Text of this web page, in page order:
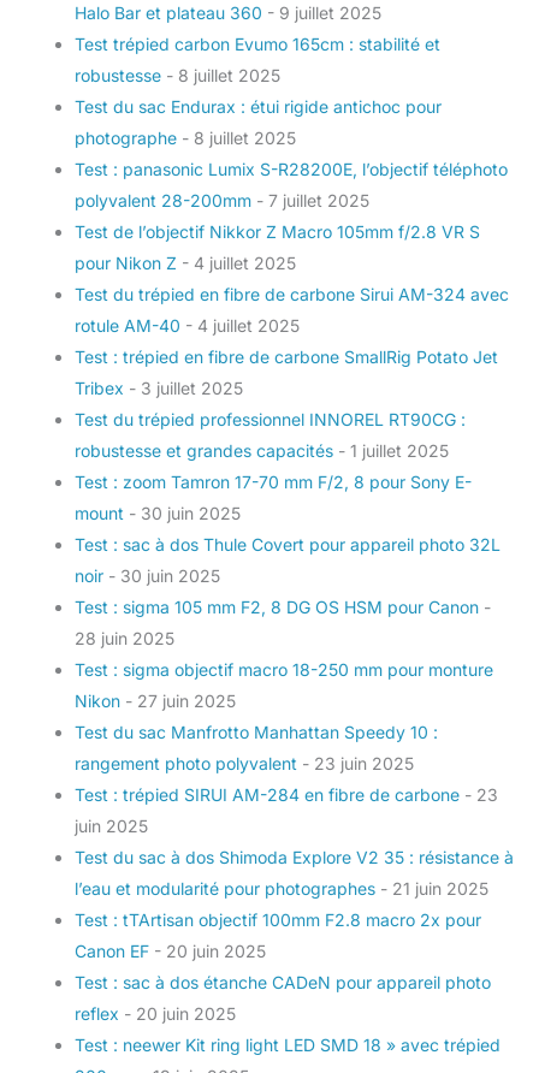
Halo Bar et plateau 360 - 9 juillet 2025
Test trépied carbon Evumo 165cm : stabilité et
robustesse - 8 juillet 2025
Test du sac Endurax : étui rigide antichoc pour
photographe - 8 juillet 2025
Test : panasonic Lumix S-R28200E, l’objectif téléphoto
polyvalent 28-200mm - 7 juillet 2025
Test de l’objectif Nikkor Z Macro 105mm f/2.8 VR S
pour Nikon Z - 4 juillet 2025
Test du trépied en fibre de carbone Sirui AM-324 avec
rotule AM-40 - 4 juillet 2025
Test : trépied en fibre de carbone SmallRig Potato Jet
Tribex - 3 juillet 2025
Test du trépied professionnel INNOREL RT90CG :
robustesse et grandes capacités - 1 juillet 2025
Test : zoom Tamron 17-70 mm F/2, 8 pour Sony E-
mount - 30 juin 2025
Test : sac à dos Thule Covert pour appareil photo 32L
noir - 30 juin 2025
Test : sigma 105 mm F2, 8 DG OS HSM pour Canon -
28 juin 2025
Test : sigma objectif macro 18-250 mm pour monture
Nikon - 27 juin 2025
Test du sac Manfrotto Manhattan Speedy 10 :
rangement photo polyvalent - 23 juin 2025
Test : trépied SIRUI AM-284 en fibre de carbone - 23
juin 2025
Test du sac à dos Shimoda Explore V2 35 : résistance à
l’eau et modularité pour photographes - 21 juin 2025
Test : tTArtisan objectif 100mm F2.8 macro 2x pour
Canon EF - 20 juin 2025
Test : sac à dos étanche CADeN pour appareil photo
reflex - 20 juin 2025
Test : neewer Kit ring light LED SMD 18 » avec trépied